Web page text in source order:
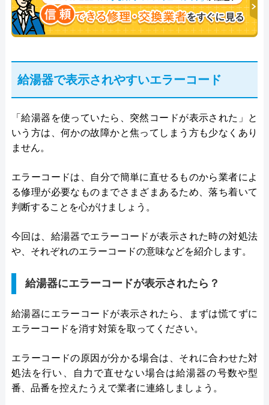
給湯器で表示されやすいエラーコード
「給湯器を使っていたら、突然コードが表示された」と
いう方は、何かの故障かと焦ってしまう方も少なくあり
ません。
エラーコードは、自分で簡単に直せるものから業者によ
る修理が必要なものまでさまざまあるため、落ち着いて
判断することを心がけましょう。
今回は、給湯器でエラーコードが表示された時の対処法
や、それぞれのエラーコードの意味などを紹介します。
給湯器にエラーコードが表示されたら？
給湯器にエラーコードが表示されたら、まずは慌てずに
エラーコードを消す対策を取ってください。
エラーコードの原因が分かる場合は、それに合わせた対
処法を行い、自力で直せない場合は給湯器の号数や型
番、品番を控えたうえで業者に連絡しましょう。